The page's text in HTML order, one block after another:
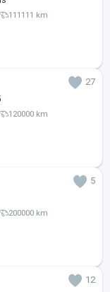
111111 km
27
120000 km
5
200000 km
12